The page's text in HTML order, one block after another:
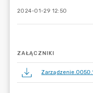
2024-01-29 12:50
ZAŁĄCZNIKI